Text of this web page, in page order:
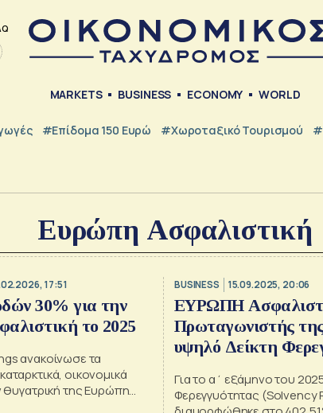
MARKETS BUSINESS ECONOMY WORLD
#Επίδομα 150 Ευρώ #Χωροταξικό Τουρισμού
Ευρώπη Ασφαλιστική
17:51
30% για την
το 2025
ανακοίνωσε τα
οικονομικά
θυγατρική της Ευρώπη
BUSINESS 15.09.2025, 20:06
ΕΥΡΩΠΗ
Πρωταγωνιστής
υψηλό Δείκτη
Για το α΄ εξάμηνο του
Φερεγγυότητας (Solvency